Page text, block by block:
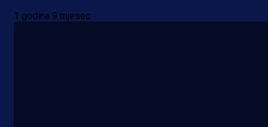
1 godina 9 mjesec